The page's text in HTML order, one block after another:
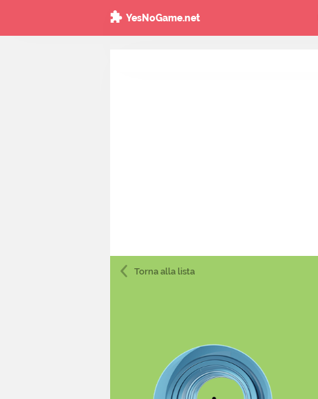
YesNoGame.net
Torna alla lista